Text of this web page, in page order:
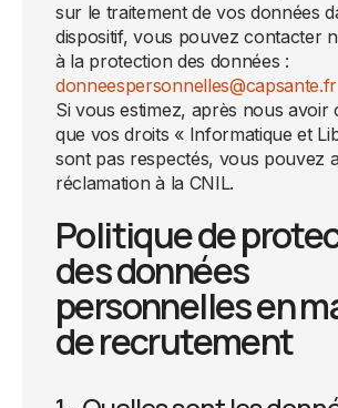
sur le traitement de vos données
dispositif, vous pouvez contacter
à la protection des données :
donneespersonnelles@capsante.fr
Si vous estimez, après nous avoir
que vos droits « Informatique et
sont pas respectés, vous pouvez
réclamation à la CNIL.
Politique de
des données
personnelles en
de recrutement